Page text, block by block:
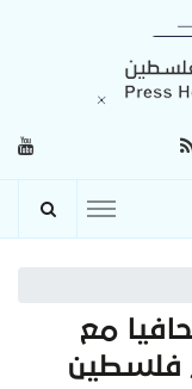
مع
فلسطين